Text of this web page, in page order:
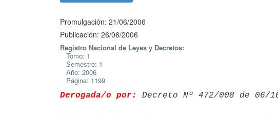
Promulgación: 21/06/2006
Publicación: 26/06/2006
Registro Nacional de Leyes y Decretos:
Tomo: 1
Semestre: 1
Año: 2006
Página: 1199
Derogada/o por: Decreto Nº 472/008 de 06/